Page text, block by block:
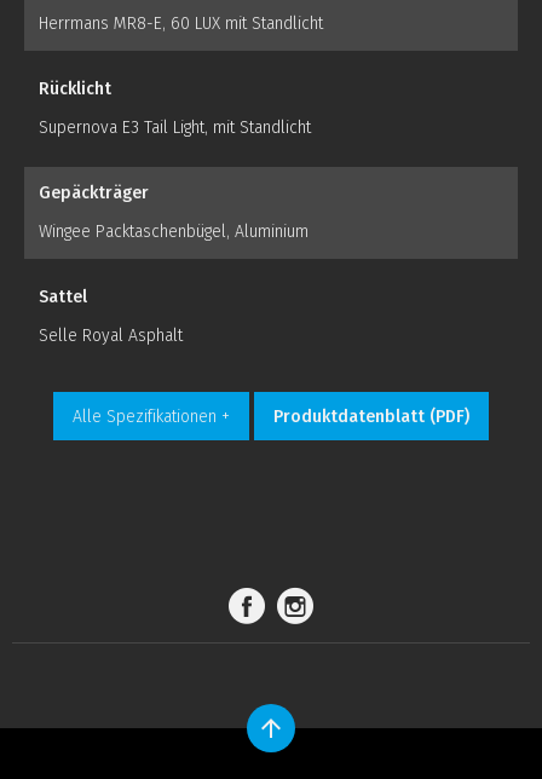
Herrmans MR8-E, 60 LUX mit Standlicht
Rücklicht
Supernova E3 Tail Light, mit Standlicht
Gepäckträger
Wingee Packtaschenbügel, Aluminium
Sattel
Selle Royal Asphalt
Alle Spezifikationen + Produktdatenblatt (PDF)